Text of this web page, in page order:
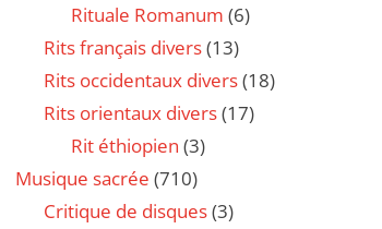
Rituale Romanum (6)
Rits français divers(13)
Rits occidentaux divers(18)
Rits orientaux divers(17)
Rit éthiopien (3)
Musique sacrée (710)
Critique de disques(3)